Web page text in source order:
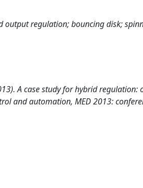
regulation; bouncing disk;
A case study for hybrid
and automation, MED 2013: